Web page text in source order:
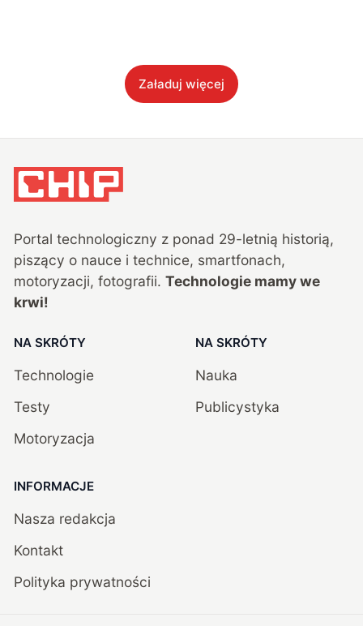
Załaduj więcej
Portal technologiczny z ponad 29-letnią historią,
piszący o nauce i technice, smartfonach,
motoryzacji, fotografii. Technologie mamy we
krwi!
NA SKRÓTY
Technologie
Testy
Motoryzacja
NA SKRÓTY
Nauka
Publicystyka
INFORMACJE
Nasza redakcja
Kontakt
Polityka prywatności